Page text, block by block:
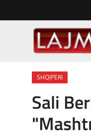
LAJME MAQEDONI
SHQIPERI
SHQIPERI
Sali